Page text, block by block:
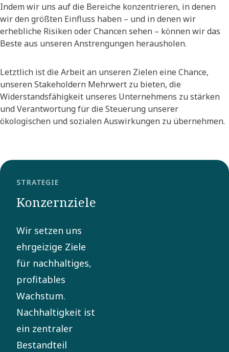
Indem wir uns auf die Bereiche konzentrieren, in denen
wir den größten Einfluss haben – und in denen wir
erhebliche Risiken oder Chancen sehen – können wir das
Beste aus unseren Anstrengungen herausholen.​
Letztlich ist die Arbeit an unseren Zielen eine Chance,
unseren Stakeholdern Mehrwert zu bieten, die
Widerstandsfähigkeit unseres Unternehmens zu stärken
und Verantwortung für die Steuerung unserer
ökologischen und sozialen Auswirkungen zu übernehmen.​
STRATEGIE
Konzernziele
Wir setzen uns
ehrgeizige Ziele
für nachhaltiges,
profitables
Wachstum.
Nachhaltigkeit ist
ein zentraler
Bestandteil